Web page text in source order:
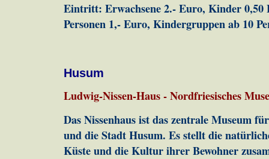
Eintritt: Erwachsene 2.- Euro, Kinder 0,50
Personen 1,- Euro, Kindergruppen ab 10
Husum
Ludwig-Nissen-Haus - Nordfriesisches
Das Nissenhaus ist das zentrale Museum
und die Stadt Husum. Es stellt die
Küste und die Kultur ihrer Bewohner